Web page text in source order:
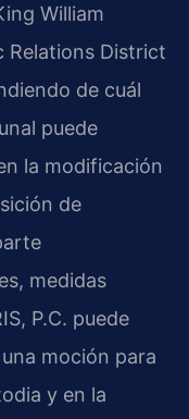
William
Relations District
de cuál
puede
la modificación
de
medidas
P.C. puede
moción para
y en la